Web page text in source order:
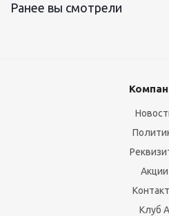
Ранее вы смотрели
Акции
Клуб А